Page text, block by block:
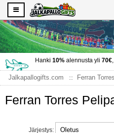
Hanki 10%alennusta yli 70€
Jalkapallogifts.com Ferran
Ferran Torres
Järjestys: